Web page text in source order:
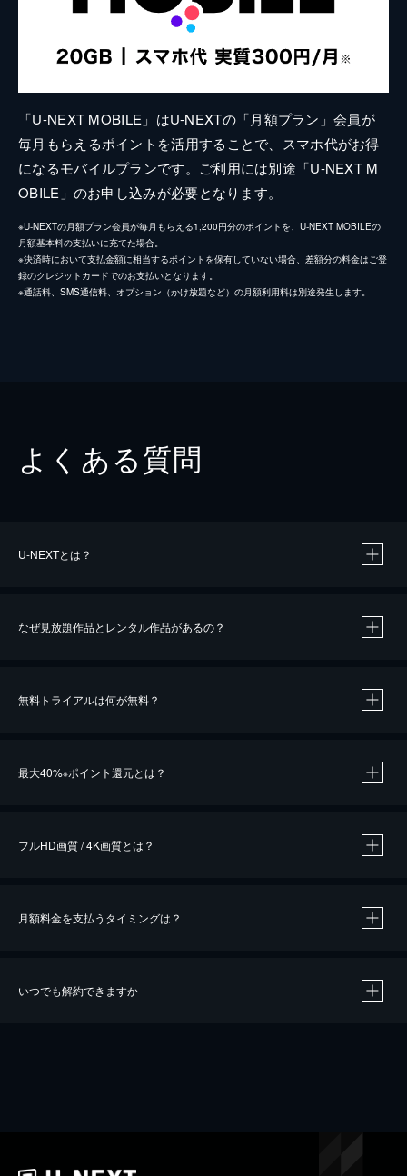
「U-NEXT MOBILE」はU-NEXTの「月額プラン」会員が
毎月もらえるポイントを活用することで、スマホ代がお得
になるモバイルプランです。ご利用には別途「U-NEXT M
OBILE」のお申し込みが必要となります。
※U-NEXTの月額プラン会員が毎月もらえる1,200円分のポイントを、U-NEXT MOBILEの
月額基本料の支払いに充てた場合。
※決済時において支払金額に相当するポイントを保有していない場合、差額分の料金はご登
録のクレジットカードでのお支払いとなります。
※通話料、SMS通信料、オプション（かけ放題など）の月額利用料は別途発生します。
よくある質問
U-NEXTとは？
なぜ見放題作品とレンタル作品があるの？
無料トライアルは何が無料？
最大40%※ポイント還元とは？
※40％ポイント還元の対象は、クレジットカード決済による作品の購入 / レンタルです。
iOSアプリのUコイン決済による作品の購入 / レンタルは、20％のポイント還元です。
フルHD画質 / 4K画質とは？
月額料金を支払うタイミングは？
いつでも解約できますか